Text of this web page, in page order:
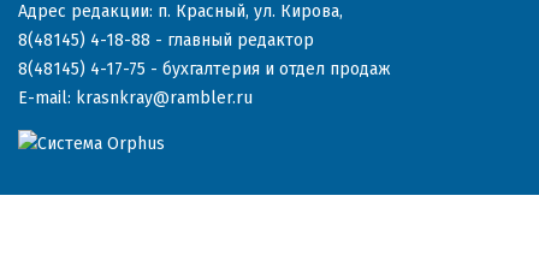
Адрес редакции: п. Красный, ул. Кирова,
8(48145) 4-18-88 - главный редактор
8(48145) 4-17-75 - бухгалтерия и отдел продаж
E-mail: krasnkray@rambler.ru